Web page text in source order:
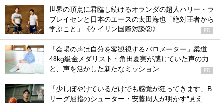
世界の頂点に君臨し続けるオランダの超人ハリー・ラ
ブレイセンと日本のエースの太田海也「絶対王者から
学ぶこと」《ケイリン国際対談②》
PR
「会場の声は自分を客観視するバロメーター」柔道
48kg級金メダリスト・角田夏実が感じていた声の力
と、声を活かした新たなミッション
PR
「少しぼやけているだけでも感覚が狂ってきます」B
リーグ屈指のシューター・安藤周人が明かす“見え